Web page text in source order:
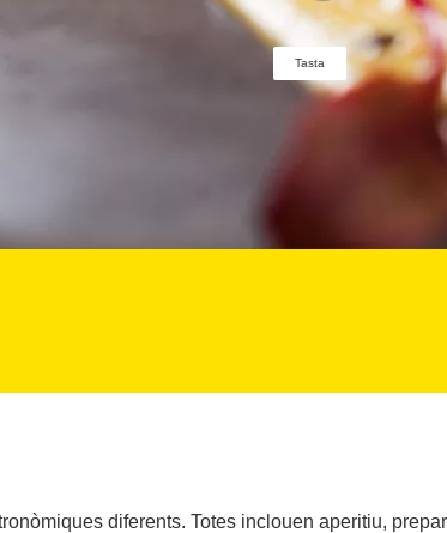
Tasta
diferents. Totes inclouen aperitiu,